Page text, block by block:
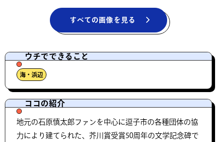
すべての画像を見る
ウチでできること
海・浜辺
ココの紹介
地元の石原慎太郎ファンを中心に逗子市の各種団体の協
力により建てられた、芥川賞受賞50周年の文学記念碑で